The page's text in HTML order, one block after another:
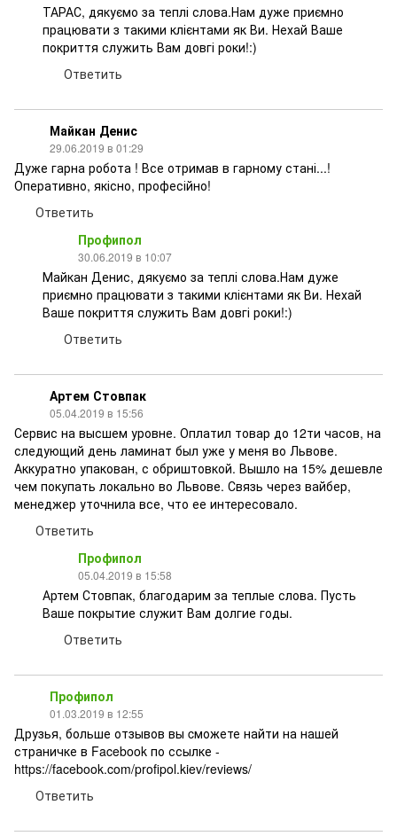
ТАРАС, дякуємо за теплі слова.Нам дуже приємно
працювати з такими клієнтами як Ви. Нехай Ваше
покриття служить Вам довгі роки!:)
Ответить
Майкан Денис
29.06.2019 в 01:29
Дуже гарна робота ! Все отримав в гарному стані...!
Оперативно, якісно, професійно!
Ответить
Профипол
30.06.2019 в 10:07
Майкан Денис, дякуємо за теплі слова.Нам дуже
приємно працювати з такими клієнтами як Ви. Нехай
Ваше покриття служить Вам довгі роки!:)
Ответить
Артем Стовпак
05.04.2019 в 15:56
Сервис на высшем уровне. Оплатил товар до 12ти часов, на
следующий день ламинат был уже у меня во Львове.
Аккуратно упакован, с обриштовкой. Вышло на 15% дешевле
чем покупать локально во Львове. Связь через вайбер,
менеджер уточнила все, что ее интересовало.
Ответить
Профипол
05.04.2019 в 15:58
Артем Стовпак, благодарим за теплые слова. Пусть
Ваше покрытие служит Вам долгие годы.
Ответить
Профипол
01.03.2019 в 12:55
Друзья, больше отзывов вы cможете найти на нашей
страничке в Facebook по ссылке -
https://facebook.com/profipol.kiev/reviews/
Ответить